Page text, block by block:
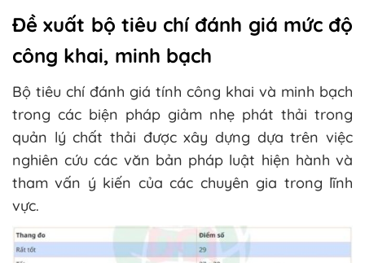
Đề xuất bộ tiêu chí đánh giá mức độ
công khai, minh bạch
Bộ tiêu chí đánh giá tính công khai và minh bạch
trong các biện pháp giảm nhẹ phát thải trong
quản lý chất thải được xây dựng dựa trên việc
nghiên cứu các văn bản pháp luật hiện hành và
tham vấn ý kiến của các chuyên gia trong lĩnh
vực.